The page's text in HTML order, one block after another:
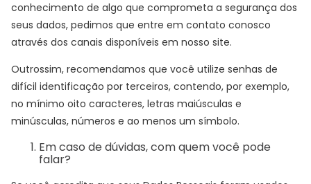
conhecimento de algo que comprometa a segurança dos
seus dados, pedimos que entre em contato conosco
através dos canais disponíveis em nosso site.
Outrossim, recomendamos que você utilize senhas de
difícil identificação por terceiros, contendo, por exemplo,
no mínimo oito caracteres, letras maiúsculas e
minúsculas, números e ao menos um símbolo.
Em caso de dúvidas, com quem você pode
falar?